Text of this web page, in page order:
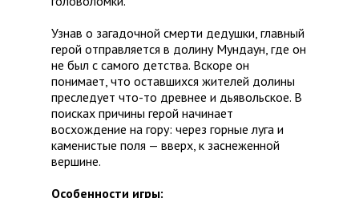
Узнав о загадочной смерти дедушки, главный
герой отправляется в долину Мундаун, где он
не был с самого детства. Вскоре он
понимает, что оставшихся жителей долины
преследует что-то древнее и дьявольское. В
поисках причины герой начинает
восхождение на гору: через горные луга и
каменистые поля — вверх, к заснеженной
вершине.
Особенности игры: